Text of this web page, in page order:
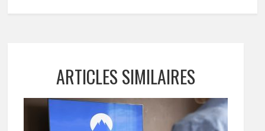
ARTICLES SIMILAIRES